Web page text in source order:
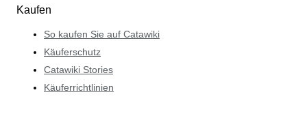
Kaufen
So kaufen Sie auf Catawiki
Käuferschutz
Catawiki Stories
Käuferrichtlinien